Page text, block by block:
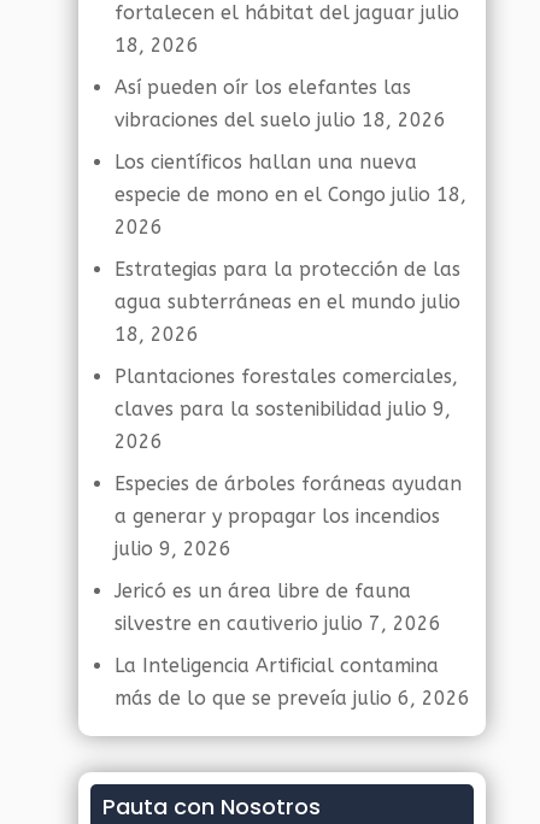
fortalecen el hábitat del jaguar julio
18, 2026
Así pueden oír los elefantes las
vibraciones del suelo julio 18, 2026
Los científicos hallan una nueva
especie de mono en el Congo julio 18,
2026
Estrategias para la protección de las
agua subterráneas en el mundo julio
18, 2026
Plantaciones forestales comerciales,
claves para la sostenibilidad julio 9,
2026
Especies de árboles foráneas ayudan
a generar y propagar los incendios
julio 9, 2026
Jericó es un área libre de fauna
silvestre en cautiverio julio 7, 2026
La Inteligencia Artificial contamina
más de lo que se preveía julio 6, 2026
Pauta con Nosotros